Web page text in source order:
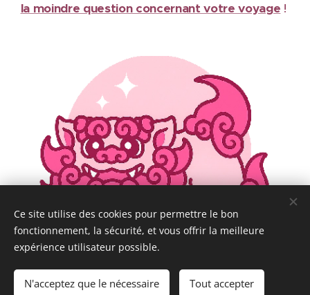
la moindre question concernant votre voyage !
Ce site utilise des cookies pour permettre le bon
fonctionnement, la sécurité, et vous offrir la meilleure
expérience utilisateur possible.
N'acceptez que le nécessaire Tout accepter